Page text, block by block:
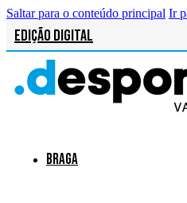
Saltar para o conteúdo principal Ir
Edição Digital
Braga